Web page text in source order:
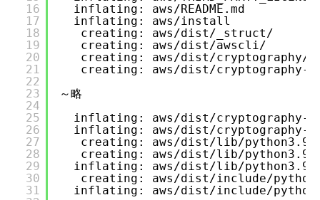
16
17
18
19
20
21
22
23
24
25
26
27
28
29
30
31
inflating: aws/README.md
inflating: aws/install
creating: aws/dist/_struct/
creating: aws/dist/awscli/
creating: aws/dist/cryptography/
creating: aws/dist/cryptography-
～略
inflating: aws/dist/cryptography-
inflating: aws/dist/cryptography-
creating: aws/dist/lib/python3.9/
creating: aws/dist/lib/python3.9/
inflating: aws/dist/lib/python3.9/
creating: aws/dist/include/
inflating: aws/dist/include/